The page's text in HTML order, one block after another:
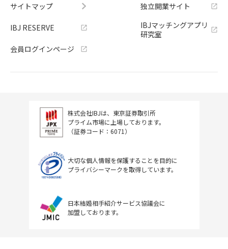
サイトマップ
IBJ RESERVE
会員ログインページ
独立開業サイト
IBJマッチングアプリ
研究室
株式会社IBJは、東京証券取引所
プライム市場に上場しております。
（証券コード：6071）
大切な個人情報を保護することを目的に
プライバシーマークを取得しています。
日本結婚相手紹介サービス協議会に
加盟しております。